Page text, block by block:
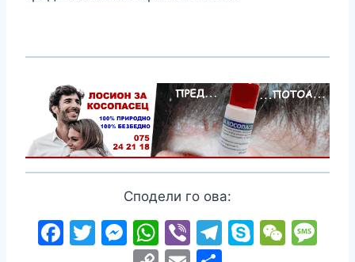
Сподели го ова:
F T M W Vi T S W